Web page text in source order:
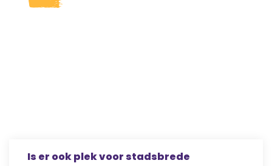
Is er ook plek voor stadsbrede